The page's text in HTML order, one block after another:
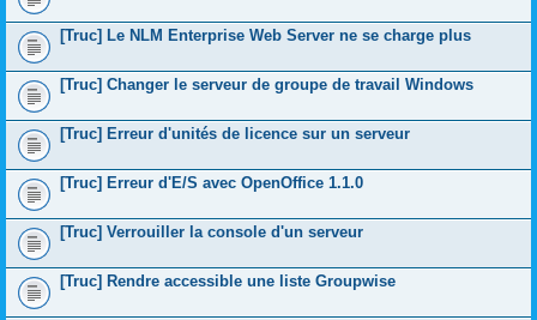
[Truc] Le NLM Enterprise Web Server ne se charge plus
[Truc] Changer le serveur de groupe de travail Windows
[Truc] Erreur d'unités de licence sur un serveur
[Truc] Erreur d'E/S avec OpenOffice 1.1.0
[Truc] Verrouiller la console d'un serveur
[Truc] Rendre accessible une liste Groupwise